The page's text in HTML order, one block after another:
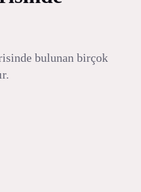
bulunan birçok